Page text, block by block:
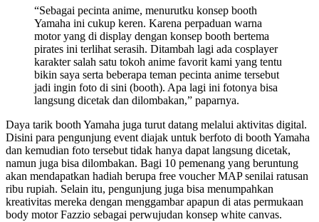
“Sebagai pecinta anime, menurutku konsep booth
Yamaha ini cukup keren. Karena perpaduan warna
motor yang di display dengan konsep booth bertema
pirates ini terlihat serasih. Ditambah lagi ada cosplayer
karakter salah satu tokoh anime favorit kami yang tentu
bikin saya serta beberapa teman pecinta anime tersebut
jadi ingin foto di sini (booth). Apa lagi ini fotonya bisa
langsung dicetak dan dilombakan,” paparnya.
Daya tarik booth Yamaha juga turut datang melalui aktivitas digital.
Disini para pengunjung event diajak untuk berfoto di booth Yamaha
dan kemudian foto tersebut tidak hanya dapat langsung dicetak,
namun juga bisa dilombakan. Bagi 10 pemenang yang beruntung
akan mendapatkan hadiah berupa free voucher MAP senilai ratusan
ribu rupiah. Selain itu, pengunjung juga bisa menumpahkan
kreativitas mereka dengan menggambar apapun di atas permukaan
body motor Fazzio sebagai perwujudan konsep white canvas.